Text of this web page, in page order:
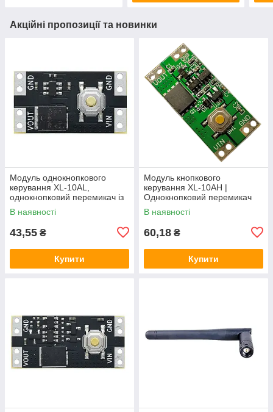
Акційні пропозиції та новинки
Модуль однокнопкового
керування XL-10AL,
однокнопковий перемикач із
фіксацією, 5В 10А,
енергоефективний
В наявності
43,55 ₴
Купити
Модуль кнопкового
керування XL-10AH |
Однокнопковий перемикач
10A | Модуль з фіксацією |
Широкий діапазон
В наявності
60,18 ₴
Купити